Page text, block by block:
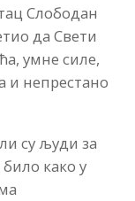
Слободан
да Свети
умне силе,
и непрестано
су људи за
како у